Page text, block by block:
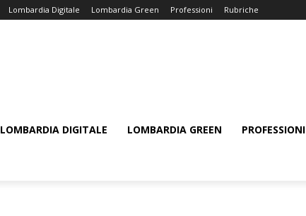
Lombardia Digitale Lombardia Green Professioni Rubriche
LOMBARDIA DIGITALE LOMBARDIA GREEN PROFESSIONI